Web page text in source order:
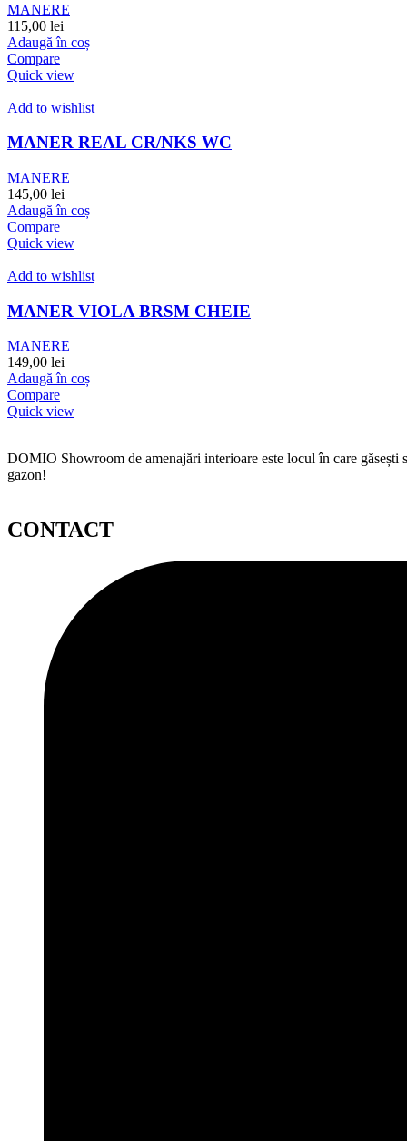
MANERE
115,00 lei
Adaugă în coș
Compare
Quick view
Add to wishlist
MANER REAL CR/NKS WC
MANERE
145,00 lei
Adaugă în coș
Compare
Quick view
Add to wishlist
MANER VIOLA BRSM CHEIE
MANERE
149,00 lei
Adaugă în coș
Compare
Quick view
DOMIO Showroom de amenajări interioare este locul în care găsești
gazon!
CONTACT